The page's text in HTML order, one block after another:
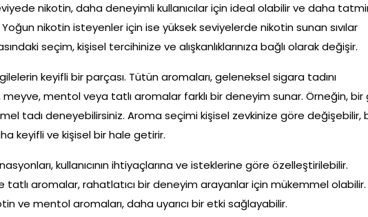
nikotin, daha deneyimli kullanıcılar için ideal olabilir ve daha
nikotin isteyenler için ise yüksek seviyelerde nikotin sunan sıvılar
seçim, kişisel tercihinize ve alışkanlıklarınıza bağlı olarak değişir.
keyifli bir parçası. Tütün aromaları, geleneksel sigara tadını
mentol veya tatlı aromalar farklı bir deneyim sunar. Örneğin, bir
tadı deneyebilirsiniz. Aroma seçimi kişisel zevkinize göre değişebilir,
keyifli ve kişisel bir hale getirir.
kullanıcının ihtiyaçlarına ve isteklerine göre özelleştirilebilir.
tatlı aromalar, rahatlatıcı bir deneyim arayanlar için mükemmel olabilir.
ve mentol aromaları, daha uyarıcı bir etki sağlayabilir.